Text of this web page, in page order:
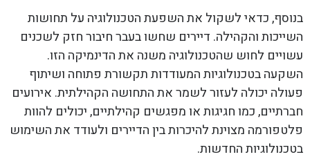
בנוסף, כדאי לשקול את השפעת הטכנולוגיה על תחושות
השייכות והקהילה. דיירים שחשו בעבר חיבור חזק לשכנים
עשויים לחוש שהטכנולוגיה משנה את הדינמיקה הזו.
השקעה בטכנולוגיות המעודדות תקשורת פתוחה ושיתוף
פעולה יכולה לעזור לשמר את התחושה הקהילתית. אירועים
חברתיים, כמו חגיגות או מפגשים קהילתיים, יכולים להוות
פלטפורמה מצוינת להיכרות בין הדיירים ולעודד את השימוש
בטכנולוגיות החדשות.